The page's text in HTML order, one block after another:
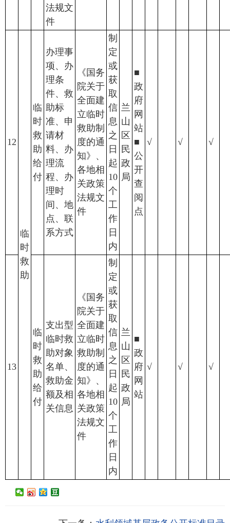
法规文
件
12
临
时
救
助
临
时
救
助
给
付
办理事
项、办
理条
件、救
助标
准、申
请材
料、办
理流
程、办
理时
间、地
点、联
系方式
《国务
院关于
全面建
立临时
救助制
度的通
知》、
各地相
关政策
法规文
件
制
定
或
获
取
信
息
之
日
起
10
个
工
作
日
内
兰
山
区
民
政
局
■
政
府
网
站
■
公
开
查
阅
点
√ √ √
13
临
时
救
助
给
付
支出型
临时救
助对象
名单、
救助金
额及相
关信息
《国务
院关于
全面建
立临时
救助制
度的通
知》、
各地相
关政策
法规文
件
制
定
或
获
取
信
息
之
日
起
10
个
工
作
日
内
兰
山
区
民
政
局
■
政
府
网
站
√ √ √